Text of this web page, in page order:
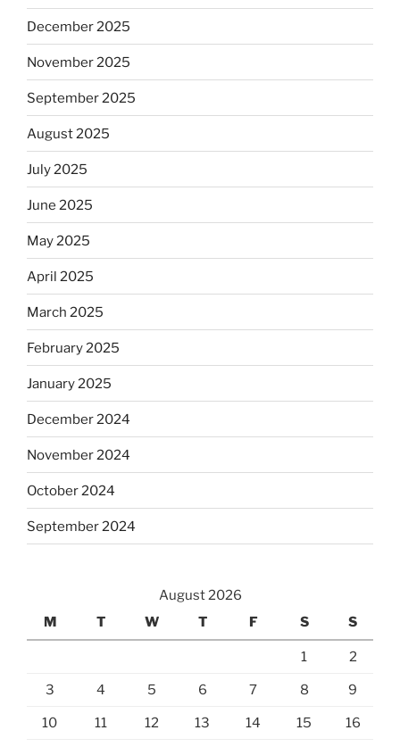
December 2025
November 2025
September 2025
August 2025
July 2025
June 2025
May 2025
April 2025
March 2025
February 2025
January 2025
December 2024
November 2024
October 2024
September 2024
August 2026
M
T W T F S S
1 2
3 4 5 6 7 8 9
10 11 12 13 14 15 16